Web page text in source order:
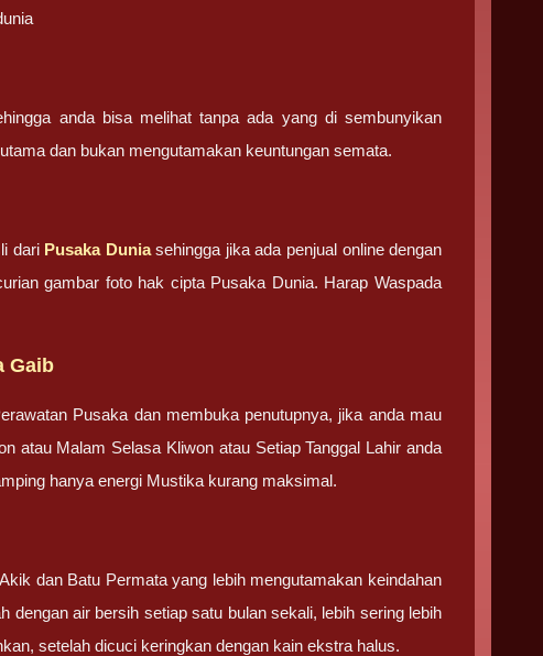
anda bisa melihat tanpa ada yang di sembunyikan
dan bukan mengutamakan keuntungan semata.
dari Pusaka Duniasehingga jika ada penjual online dengan
gambar foto hak cipta Pusaka Dunia. Harap Waspada
Gaib
Pusaka dan membuka penutupnya, jika anda mau
atau Malam Selasa Kliwon atau Setiap Tanggal Lahir anda
hanya energi Mustika kurang maksimal.
dan Batu Permata yang lebih mengutamakan keindahan
air bersih setiap satu bulan sekali, lebih sering lebih
setelah dicuci keringkan dengan kain ekstra halus.